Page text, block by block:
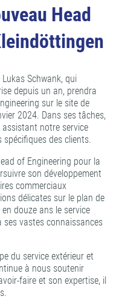
Head
Schwank, qui
depuis un an, prendra
sur le site de
2024. Dans ses tâches,
notre service
des clients.
of Engineering pour la
son développement
commerciaux
délicates sur le plan de
douze ans le service
ses vastes connaissances
du service extérieur et
à nous soutenir
faire et son expertise, il